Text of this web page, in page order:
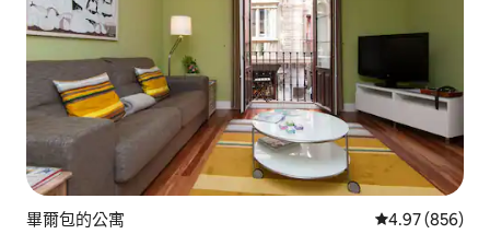
畢爾包的公寓 從 856 則評價
4.97 (856)